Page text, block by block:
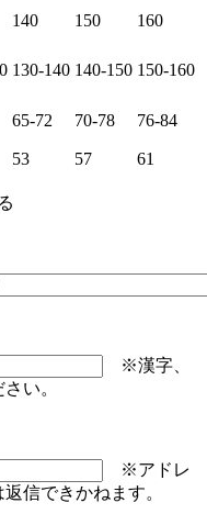
140 150
160
130-140 140-150 150-160
65-72 70-78 76-84
53 57 61
※漢字、
い。
※アドレ
信できかねます。